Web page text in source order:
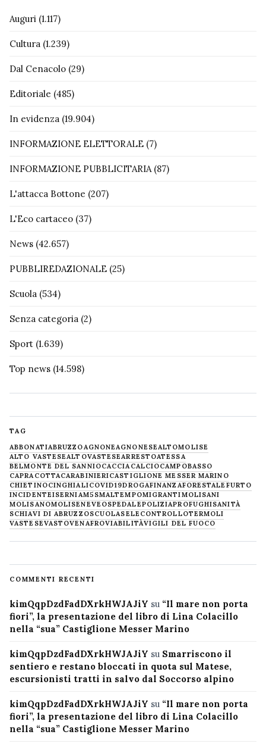
Auguri (1.117)
Cultura (1.239)
Dal Cenacolo (29)
Editoriale (485)
In evidenza (19.904)
INFORMAZIONE ELETTORALE (7)
INFORMAZIONE PUBBLICITARIA(87)
L'attacca Bottone (207)
L'Eco cartaceo (37)
News (42.657)
PUBBLIREDAZIONALE (25)
Scuola (534)
Senza categoria (2)
Sport (1.639)
Top news (14.598)
TAG
ABBONATIABRUZZOAGNONEAGNONESEALTOMOLISE
ALTO VASTESEALTOVASTESEARRESTOATESSA
BELMONTE DEL SANNIOCACCIACALCIOCAMPOBASSO
CAPRACOTTACARABINIERICASTIGLIONE MESSER MARINO
CHIETINOCINGHIALICOVID19DROGAFINANZAFORESTALE FURTO
INCIDENTEISERNIAM5SMALTEMPOMIGRANTIMOLISANI
MOLISANOMOLISENEVE OSPEDALEPOLIZIAPROFUGHISANITÀ
SCHIAVI DI ABRUZZOSCUOLASELECONTROLLOTERMOLI
VASTESEVASTOVENAFROVIABILITÀVIGILI DEL FUOCO
COMMENTI RECENTI
kimQqpDzdFadDXrkHWJAJiY su “Il mare non porta
fiori”, la presentazione del libro di Lina Colacillo
nella “sua” Castiglione Messer Marino
kimQqpDzdFadDXrkHWJAJiY su Smarriscono il
sentiero e restano bloccati in quota sul Matese,
escursionisti tratti in salvo dal Soccorso alpino
kimQqpDzdFadDXrkHWJAJiY su “Il mare non porta
fiori”, la presentazione del libro di Lina Colacillo
nella “sua” Castiglione Messer Marino